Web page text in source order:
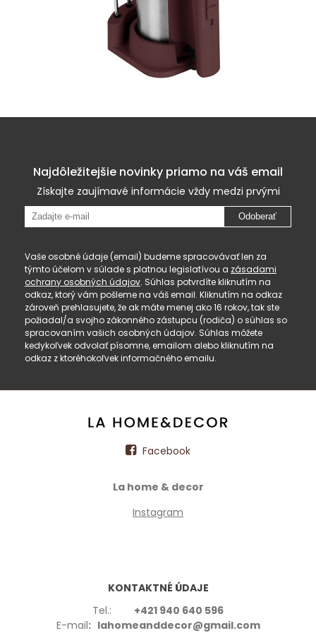
Najdôležitejšie novinky priamo na váš email
Získajte zaujímavé informácie vždy medzi prvými
Odoberať
Vaše osobné údaje (email) budeme spracovávať len za
týmto účelom v súlade s platnou legislatívou a zásadami
ochrany osobných údajov. Súhlas potvrdíte kliknutím na
odkaz, ktorý vám pošleme na váš email. Kliknutím na odkaz
zároveň prehlasujete, že ak máte menej ako 16 rokov, tak ste
požiadal/a svojho zákonného zástupcu (rodiča) o súhlas so
spracovaním vašich osobných údajov. Súhlas môžete
kedykoľvek odvolať písomne, emailom alebo kliknutím na
odkaz z ktoréhokoľvek informačného emailu.
Facebook
La home & decor
Instagram
KONTAKTNÉ ÚDAJE
Tel.: +421 940 640 596
E-mail: lahomeanddecor@gmail.com